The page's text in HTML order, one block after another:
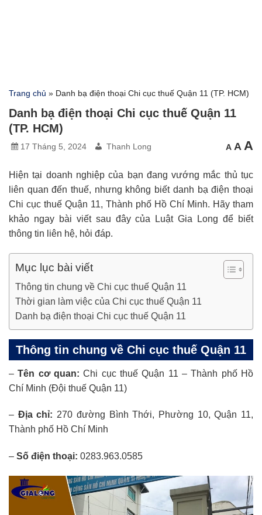
Trang chủ » Danh bạ điện thoại Chi cục thuế Quận 11 (TP. HCM)
Danh bạ điện thoại Chi cục thuế Quận 11
(TP. HCM)
17 Tháng 5, 2024 Thanh Long A Cỡ
chữ
nhỏ
A Cỡ
chữ
A
Hiện tại doanh nghiệp của bạn đang vướng mắc thủ tục
liên quan đến thuế, nhưng không biết danh bạ điện thoại
Chi cục thuế Quận 11, Thành phố Hồ Chí Minh. Hãy tham
khảo ngay bài viết sau đây của Luật Gia Long để biết
thông tin liên hệ, hỏi đáp.
Mục lục bài viết
Thông tin chung về Chi cục thuế Quận 11
Thời gian làm việc của Chi cục thuế Quận 11
Danh bạ điện thoại Chi cục thuế Quận 11
Thông tin chung về Chi cục thuế Quận 11
–Tên cơ quan:Chi cục thuế Quận 11 – Thành phố Hồ
Chí Minh (Đội thuế Quận 11)
– Địa chỉ:270 đường Bình Thới, Phường 10, Quận 11,
Thành phố Hồ Chí Minh
– Số điện thoại: 0283.963.0585